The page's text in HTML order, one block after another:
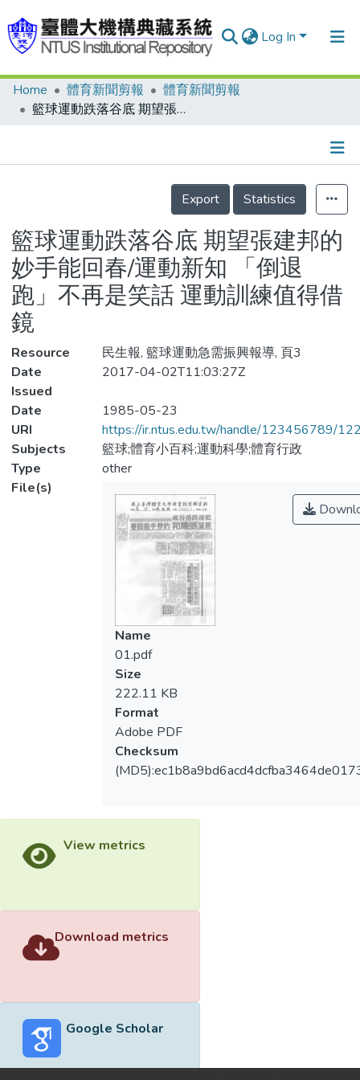
Log In
Communities & Collections
Statistics
Home 體育新聞剪報
體育新聞剪報
籃球運動跌落谷底 期望張建邦的妙手能回春/運動新知 「倒退跑」不再是笑話 運動訓練值得借鏡
Details
Export
Statistics
籃球運動跌落谷底 期望張建邦的
妙手能回春/運動新知 「倒退
跑」不再是笑話 運動訓練值得借
鏡
Resource
民生報, 籃球運動急需振興報導, 頁3
Date
Issued
2017-04-02T11:03:27Z
Date
1985-05-23
URI
https://ir.ntus.edu.tw/handle/123456789/
Subjects
籃球;體育小百科;運動科學;體育行政
Type
other
File(s)
Name
01.pdf
Size
222.11 KB
Format
Adobe PDF
Checksum
View metrics
Download metrics
Google Scholar